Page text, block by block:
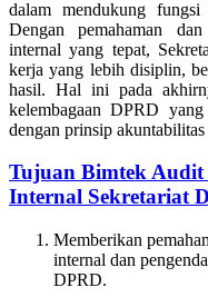
dalam mendukung fungsi
Dengan pemahaman
internal yang tepat,
kerja yang lebih disiplin,
hasil. Hal ini pada
kelembagaan DPRD
dengan prinsip
Tujuan Bimtek Audit
Internal Sekretariat
Memberikan
internal dan
DPRD.